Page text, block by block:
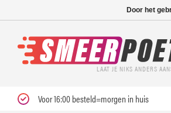
LAAT JE NIKS ANDERS
Voor 16:00 besteld=morgen in huis
Door het